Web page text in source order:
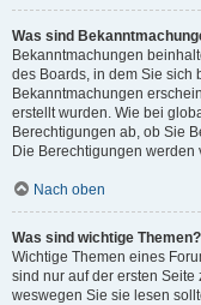
Was sind
Bekanntmachungen
des Boards, in dem Sie sich
Bekanntmachungen
erstellt wurden. Wie bei
Berechtigungen ab, ob Sie
Die Berechtigungen
Nach oben
Was sind wichtige Themen?
Wichtige Themen eines
sind nur auf der ersten
weswegen Sie sie lesen